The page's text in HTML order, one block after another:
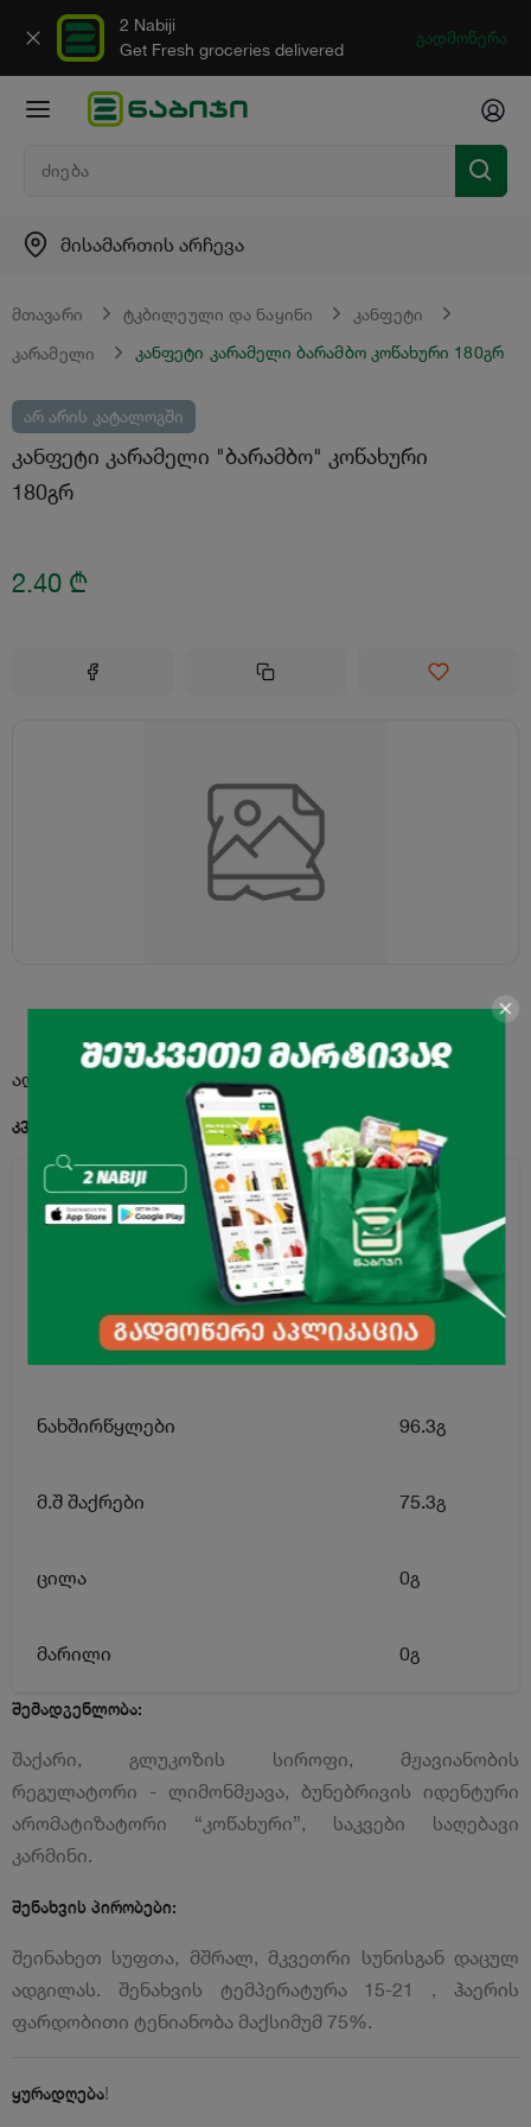
2 Nabiji
Get Fresh groceries delivered
გადმოწერა
მისამართის არჩევა
მთავარი ტკბილეული და ნაყინი კანფეტი
კარამელი კანფეტი კარამელი ბარამბო კოწახური 180გრ
არ არის კატალოგში
კანფეტი კარამელი "ბარამბო" კოწახური
180გრ
2.40 ₾
აღწერა
კვებითი ღირებულება 100გ. პროდუქტში:
ენერგეტიკული ღირებულება 375კკალ
0.2გ
მ.შ ნაჯერი ცხიმოვანი მჟავები 0გ
ნახშირწყლები 96.3გ
მ.შ შაქრები 75.3გ
ცილა 0გ
მარილი 0გ
შემადგენლობა:
შაქარი, გლუკოზის სიროფი, მჟავიანობის
რეგულატორი - ლიმონმჟავა, ბუნებრივის იდენტური
არომატიზატორი “კოწახური”, საკვები საღებავი
კარმინი.
შენახვის პირობები:
შეინახეთ სუფთა, მშრალ, მკვეთრი სუნისგან დაცულ
ადგილას. შენახვის ტემპერატურა 15-21 , ჰაერის
ფარდობითი ტენიანობა მაქსიმუმ 75%.
ყურადღება!